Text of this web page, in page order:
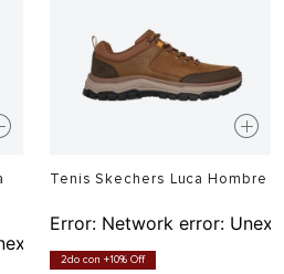
token T in JSON at
Tenis Skechers Luca Hombre
Error: Network error:
2do con +10% Off